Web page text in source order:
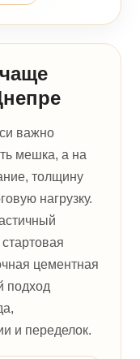
важно
мешка, а на
толщину
нагрузку.
цементная
подход
и переделок.